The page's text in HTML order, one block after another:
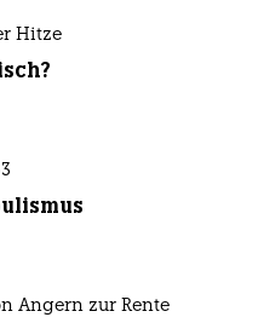
Hitze
Angern zur Rente